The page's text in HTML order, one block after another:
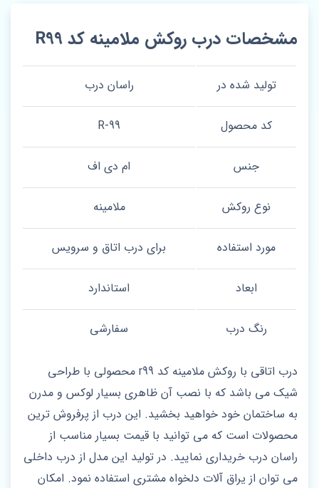
مشخصات درب روکش ملامینه کد R99
تولید شده در راسان درب
کد محصول R-99
جنس ام دی اف
نوع روکش ملامینه
مورد استفاده برای درب اتاق و سرویس
ابعاد استاندارد
رنگ درب سفارشی
درب اتاقی با روکش ملامینه کد r99 محصولی با طراحی
شیک می باشد که با نصب آن ظاهری بسیار لوکس و مدرن
به ساختمان خود خواهید بخشید. این درب از پرفروش ترین
محصولات است که می توانید با قیمت بسیار مناسب از
راسان درب خریداری نمایید. در تولید این مدل از درب داخلی
می توان از یراق آلات دلخواه مشتری استفاده نمود. امکان